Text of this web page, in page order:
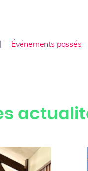
Événements passés